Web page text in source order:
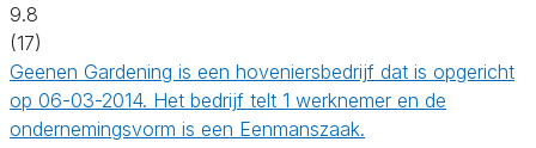
9.8
(17)
Geenen Gardening is een hoveniersbedrijf dat is opgericht
op 06-03-2014. Het bedrijf telt 1 werknemer en de
ondernemingsvorm is een Eenmanszaak.